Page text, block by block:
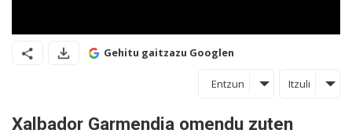
Gehitu gaitzazu Googlen
Entzun Itzuli
Xalbador Garmendia omendu zuten